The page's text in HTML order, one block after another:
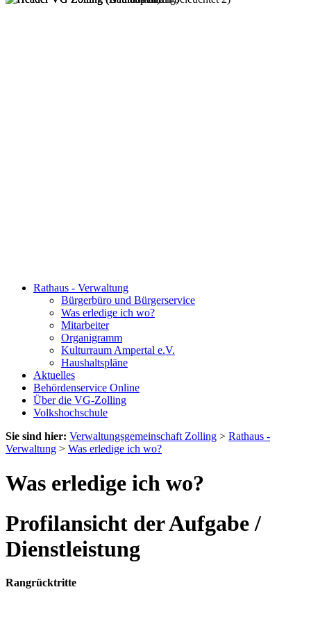
Rathaus - Verwaltung
Bürgerbüro und Bürgerservice
Was erledige ich wo?
Mitarbeiter
Organigramm
Kulturraum Ampertal e.V.
Haushaltspläne
Aktuelles
Behördenservice Online
Über die VG-Zolling
Volkshochschule
Sie sind hier: Verwaltungsgemeinschaft Zolling > Rathaus -
Verwaltung > Was erledige ich wo?
Was erledige ich wo?
Profilansicht der Aufgabe /
Dienstleistung
Rangrücktritte